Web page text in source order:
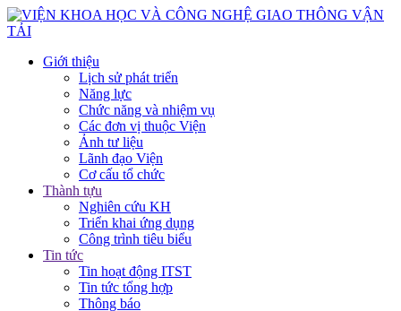
Giới thiệu
Lịch sử phát triển
Năng lực
Chức năng và nhiệm vụ
Các đơn vị thuộc Viện
Ảnh tư liệu
Lãnh đạo Viện
Cơ cấu tổ chức
Thành tựu
Nghiên cứu KH
Triển khai ứng dụng
Công trình tiêu biểu
Tin tức
Tin hoạt động ITST
Tin tức tổng hợp
Thông báo